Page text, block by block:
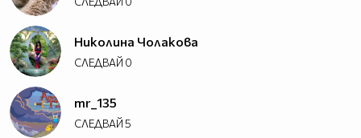
Николина Чолакова
СЛЕДВАЙ 0
mr_135
СЛЕДВАЙ5